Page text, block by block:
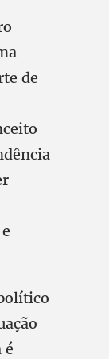
de
é